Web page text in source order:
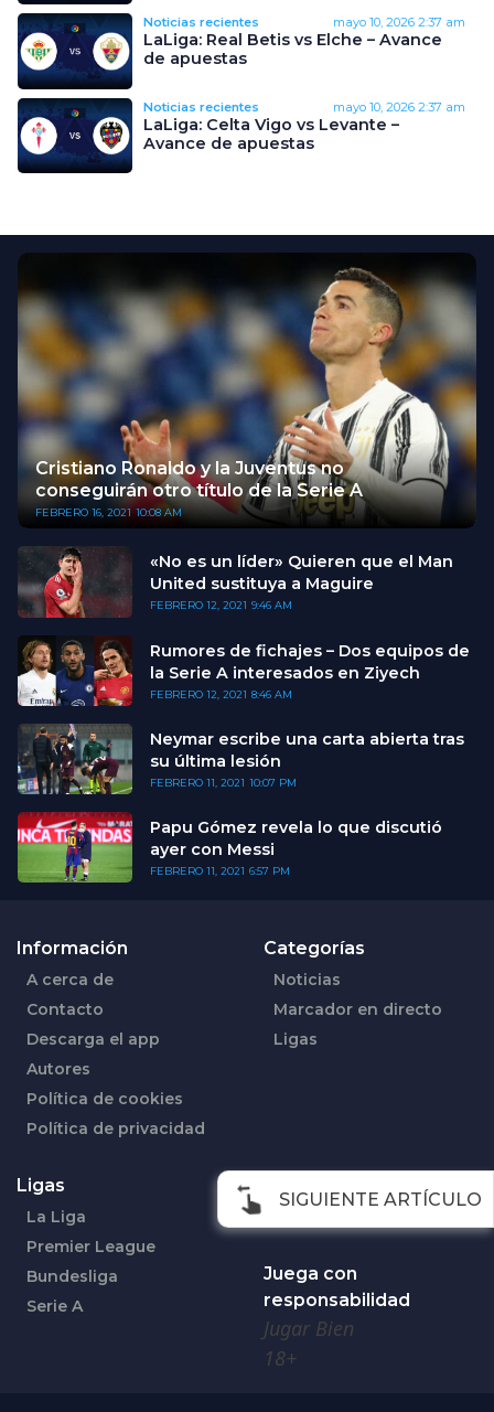
SIGUIENTE ARTÍCULO
Noticias recientes mayo 10, 2026 2:37 am
LaLiga: Real Betis vs Elche – Avance
de apuestas
Noticias recientes mayo 10, 2026 2:37 am
LaLiga: Celta Vigo vs Levante –
Avance de apuestas
Cristiano Ronaldo y la Juventus no
conseguirán otro título de la Serie A
FEBRERO 16, 2021 10:08 AM
«No es un líder» Quieren que el Man
United sustituya a Maguire
FEBRERO 12, 2021 9:46 AM
Rumores de fichajes – Dos equipos de
la Serie A interesados en Ziyech
FEBRERO 12, 2021 8:46 AM
Neymar escribe una carta abierta tras
su última lesión
FEBRERO 11, 2021 10:07 PM
Papu Gómez revela lo que discutió
ayer con Messi
FEBRERO 11, 2021 6:57 PM
Información
A cerca de
Contacto
Descarga el app
Autores
Política de cookies
Política de privacidad
Categorías
Noticias
Marcador en directo
Ligas
Ligas
La Liga
Premier League
Bundesliga
Serie A
Juega con
responsabilidad
Jugar Bien
18+